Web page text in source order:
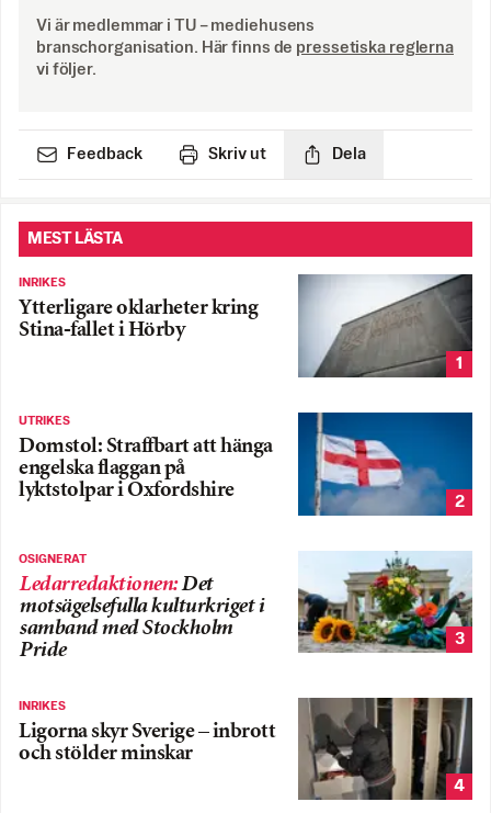
Vi är medlemmar i TU – mediehusens
branschorganisation. Här finns de pressetiska reglerna
vi följer.
Feedback Skriv ut Dela
MEST LÄSTA
INRIKES
Ytterligare oklarheter kring
Stina-fallet i Hörby
1
UTRIKES
Domstol: Straffbart att hänga
engelska flaggan på
lyktstolpar i Oxfordshire
2
OSIGNERAT
Ledarredaktionen:Det
motsägelsefulla kulturkriget i
samband med Stockholm
Pride
3
INRIKES
Ligorna skyr Sverige – inbrott
och stölder minskar
4